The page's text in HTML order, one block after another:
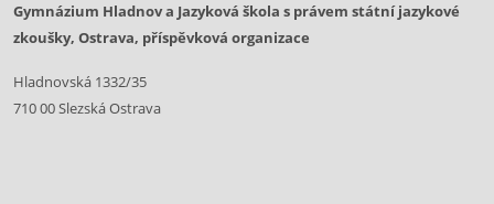
Gymnázium Hladnov a Jazyková škola s právem státní jazykové
zkoušky, Ostrava, příspěvková organizace
Hladnovská 1332/35
710 00 Slezská Ostrava